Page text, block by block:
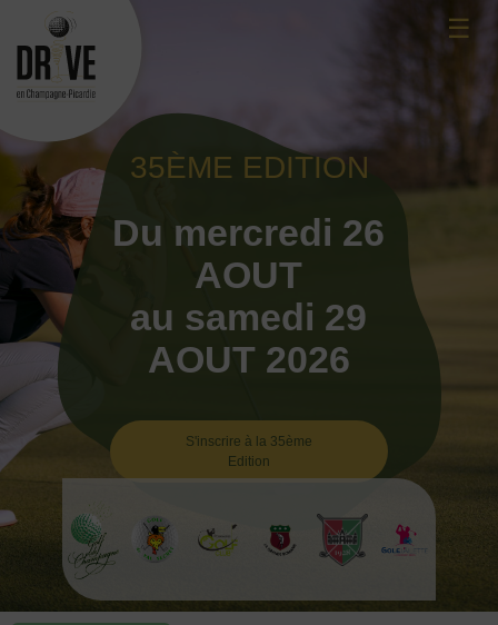
content
☰
35ÈME EDITION
Du mercredi 26
AOUT
au samedi 29
AOUT 2026
S'inscrire à la 35ème
Edition